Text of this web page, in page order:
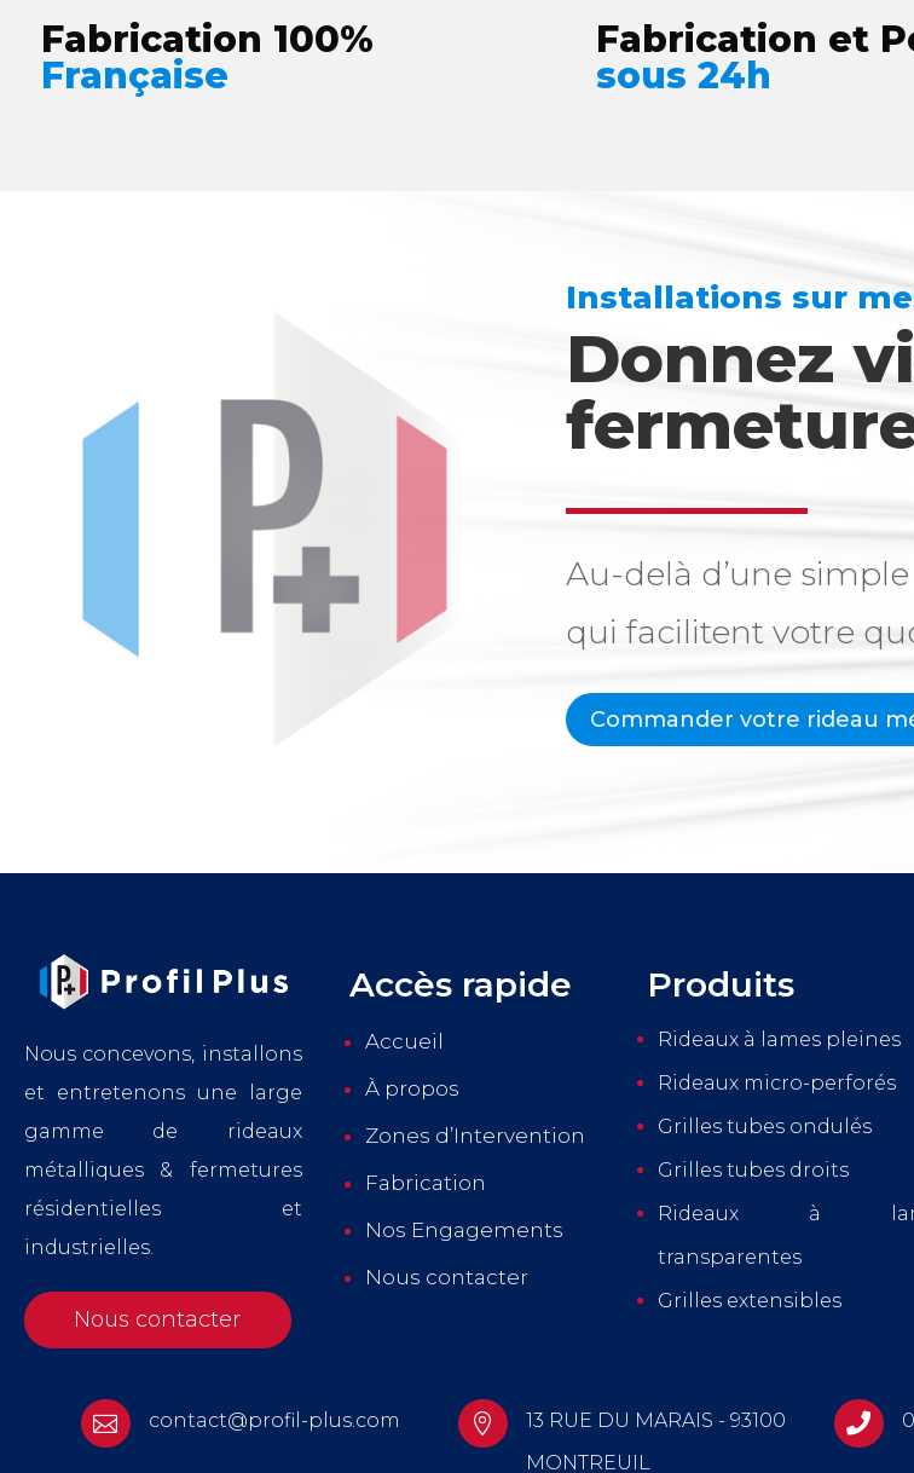
Fabrication 100%
Française
Fabrication et
sous 24h
Installations sur
Donnez
Au-delà d’une
qui facilitent votre
Commander votre rideau
Nous concevons, installons
et entretenons une large
gamme de rideaux
métalliques & fermetures
résidentielles et
industrielles.
Nous contacter
Accès rapide
Accueil
À propos
Zones d’Intervention
Fabrication
Nos Engagements
Nous contacter
Produits
Rideaux à lames pleines
Rideaux micro-perforés
Grilles tubes ondulés
Grilles tubes droits
Rideaux à
transparentes
Grilles extensibles
 contact@profil-plus.com 
13 RUE DU MARAIS - 93100
MONTREUIL
